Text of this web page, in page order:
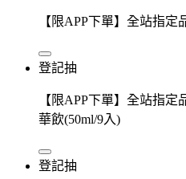
【限APP下單】全站指定
登記抽
【限APP下單】全站指
華飲(50ml/9入)
登記抽